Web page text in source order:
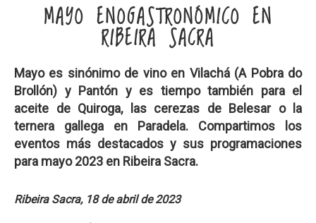
MAYO ENOGASTRONÓMICO EN
RIBEIRA SACRA
Mayo es sinónimo de vino en Vilachá (A Pobra do
Brollón) y Pantón y es tiempo también para el
aceite de Quiroga, las cerezas de Belesar o la
ternera gallega en Paradela. Compartimos los
eventos más destacados y sus programaciones
para mayo 2023 en Ribeira Sacra.
Ribeira Sacra, 18 de abril de 2023